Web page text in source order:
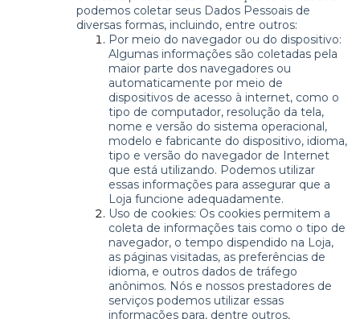
podemos coletar seus Dados Pessoais de
diversas formas, incluindo, entre outros:
Por meio do navegador ou do dispositivo:
Algumas informações são coletadas pela
maior parte dos navegadores ou
automaticamente por meio de
dispositivos de acesso à internet, como o
tipo de computador, resolução da tela,
nome e versão do sistema operacional,
modelo e fabricante do dispositivo, idioma,
tipo e versão do navegador de Internet
que está utilizando. Podemos utilizar
essas informações para assegurar que a
Loja funcione adequadamente.
Uso de cookies: Os cookies permitem a
coleta de informações tais como o tipo de
navegador, o tempo dispendido na Loja,
as páginas visitadas, as preferências de
idioma, e outros dados de tráfego
anônimos. Nós e nossos prestadores de
serviços podemos utilizar essas
informações para, dentre outros,